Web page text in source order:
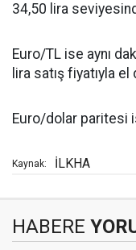
34,50 lira
Euro/TL ise aynı
lira satış fiyatıyla
Euro/dolar paritesi
Kaynak: İLKHA
HABERE